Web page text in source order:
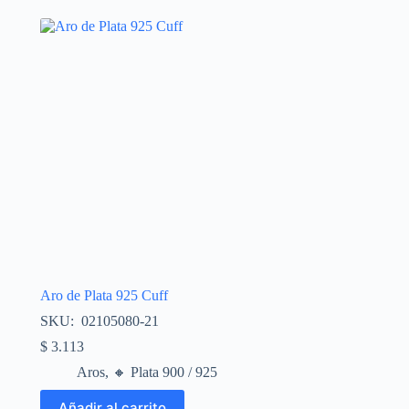
Aro de Plata 925 Cuff
SKU: 02105080-21
$3.113
Aros, 🔸​ Plata 900 / 925